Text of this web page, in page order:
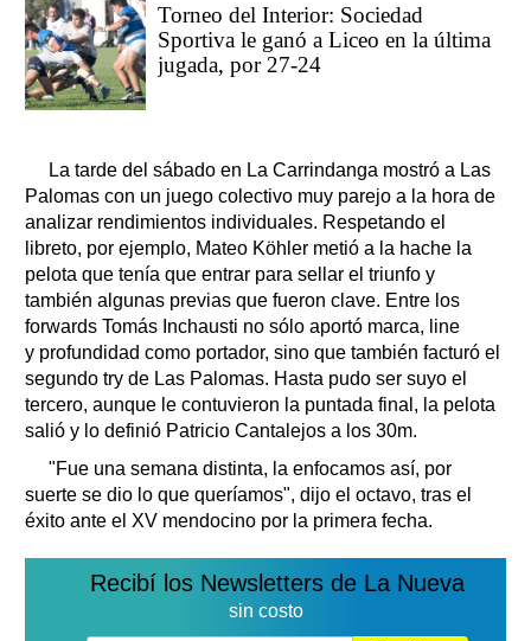
Torneo del Interior: Sociedad
Sportiva le ganó a Liceo en la última
jugada, por 27-24
La tarde del sábado en La Carrindanga mostró a Las
Palomas con un juego colectivo muy parejo a la hora de
analizar rendimientos individuales. Respetando el
libreto, por ejemplo, Mateo Köhler metió a la hache la
pelota que tenía que entrar para sellar el triunfo y
también algunas previas que fueron clave. Entre los
forwards Tomás Inchausti no sólo aportó marca, line
y profundidad como portador, sino que también facturó el
segundo try de Las Palomas. Hasta pudo ser suyo el
tercero, aunque le contuvieron la puntada final, la pelota
salió y lo definió Patricio Cantalejos a los 30m.
"Fue una semana distinta, la enfocamos así, por
suerte se dio lo que queríamos", dijo el octavo, tras el
éxito ante el XV mendocino por la primera fecha.
Recibí los Newsletters de La Nueva
sin costo